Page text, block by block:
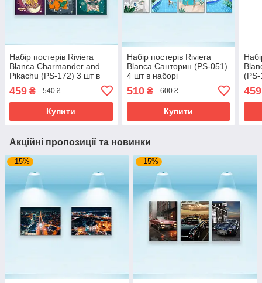
Набір постерів Riviera
Blanca Charmander and
Pikachu (PS-172) 3 шт в
459 ₴ 540 ₴
Купити
Набір постерів Riviera
Blanca Санторин (PS-051)
4 шт в наборі
510₴ 600 ₴
Купити
459
Акційні пропозиції та новинки
–15% –15%